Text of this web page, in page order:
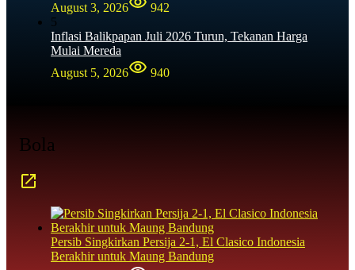
August 3, 2026
942
5
Inflasi Balikpapan Juli 2026 Turun, Tekanan Harga
Mulai Mereda
August 5, 2026
940
Bola
Persib Singkirkan Persija 2-1, El Clasico Indonesia
Berakhir untuk Maung Bandung